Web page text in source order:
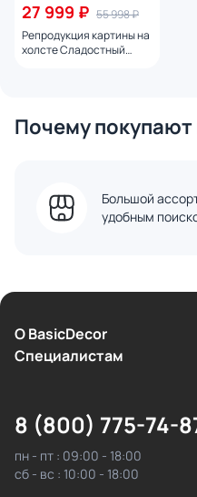
27 999 ₽ 55 998 ₽
Репродукция картины на
холсте Сладостный
Почему
Большой
удобным
О BasicDecor
Cпециалистам
8 (800) 775-74-
пн - пт : 09:00 - 18:00
сб - вс : 10:00 - 18:00